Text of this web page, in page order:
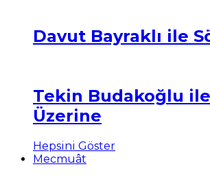
Davut Bayraklı ile
Tekin Budakoğlu
Üzerine
Hepsini Göster
Mecmuât